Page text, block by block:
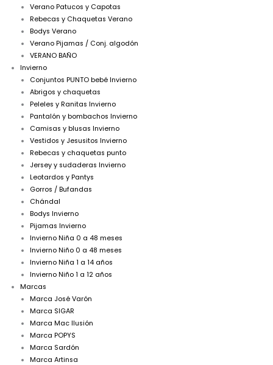
Verano Patucos y Capotas
Rebecas y Chaquetas Verano
Bodys Verano
Verano Pijamas / Conj. algodón
VERANO BAÑO
Invierno
Conjuntos PUNTO bebé Invierno
Abrigos y chaquetas
Peleles y Ranitas Invierno
Pantalón y bombachos Invierno
Camisas y blusas Invierno
Vestidos y Jesusitos Invierno
Rebecas y chaquetas punto
Jersey y sudaderas Invierno
Leotardos y Pantys
Gorros / Bufandas
Chándal
Bodys Invierno
Pijamas Invierno
Invierno Niña 0 a 48 meses
Invierno Niño 0 a 48 meses
Invierno Niña 1 a 14 años
Invierno Niño 1 a 12 años
Marcas
Marca José Varón
Marca SIGAR
Marca Mac Ilusión
Marca POPYS
Marca Sardón
Marca Artinsa